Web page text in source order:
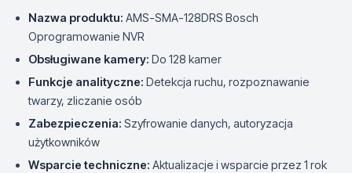
Nazwa produktu: AMS-SMA-128DRS Bosch
Oprogramowanie NVR
Obsługiwane kamery: Do 128 kamer
Funkcje analityczne: Detekcja ruchu, rozpoznawanie
twarzy, zliczanie osób
Zabezpieczenia: Szyfrowanie danych, autoryzacja
użytkowników
Wsparcie techniczne: Aktualizacje i wsparcie przez 1 rok